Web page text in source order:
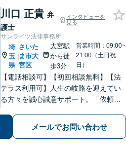
川口 正貴 弁
護士
インタビューを
見る
サンライツ法律事務所
埼
玉
県
|
さいた
ま市大
宮区
大宮駅
から徒
歩3分
営業時間：09:00~
21:00（土日祝
日）
【電話相談可】【初回相談無料】【法
テラス利用可】人生の岐路を迎えてい
る方々を誠心誠意サポート。「依頼者
女問題／借金問題／相続／企業法務／
刑事事件／交通事故／労働問題など、
メールでお問い合わせ